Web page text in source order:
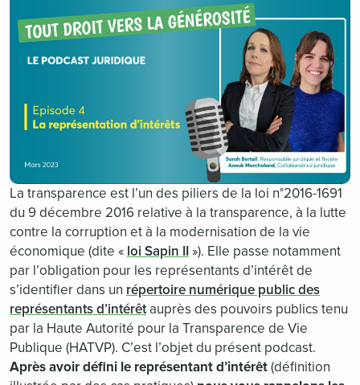
La transparence est l’un des piliers de la loi n°2016-1691
du 9 décembre 2016 relative à la transparence, à la lutte
contre la corruption et à la modernisation de la vie
économique (dite « loi Sapin II»). Elle passe notamment
par l’obligation pour les représentants d’intérêt de
s’identifier dans un répertoire numérique public des
représentants d’intérêtauprès des pouvoirs publics tenu
par la Haute Autorité pour la Transparence de Vie
Publique (HATVP). C’est l’objet du présent podcast.
Après avoir défini le représentant d’intérêt(définition